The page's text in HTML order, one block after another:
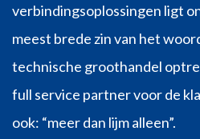
verbindingsoplossingen ligt
meest brede zin van het
technische groothandel
full service partner voor de
ook: “meer dan lijm alleen”.